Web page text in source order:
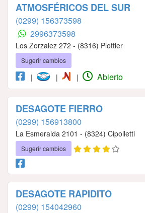
ATMOSFÉRICOS DEL SUR
(0299) 156373598
2996373598
Los Zorzalez 272 - (8316) Plottier
Sugerir cambios
| | | Abierto
DESAGOTE FIERRO
(0299) 156913800
La Esmeralda 2101 - (8324) Cipolletti
Sugerir cambios
DESAGOTE RAPIDITO
(0299) 154042960